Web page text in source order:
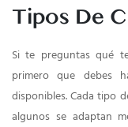
Tipos De
Si te preguntas qué
primero que debes
disponibles. Cada tipo
algunos se adaptan